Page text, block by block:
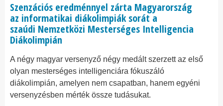
Szenzációs eredménnyel zárta Magyarország
az informatikai diákolimpiák sorát a
szaúdi Nemzetközi Mesterséges Intelligencia
Diákolimpián
A négy magyar versenyző négy medált szerzett az első
olyan mesterséges intelligenciára fókuszáló
diákolimpián, amelyen nem csapatban, hanem egyéni
versenyzésben mérték össze tudásukat.